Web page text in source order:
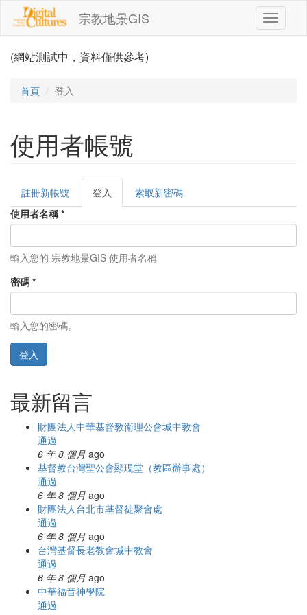
移至主內容
宗教地景GIS
Toggle
(網站測試中，資料僅供參考)
首頁 登入
使用者帳號
主要索引標籤
註冊新帳號 登入
籤)
索取新密碼
使用者名稱 *
輸入您的 宗教地景GIS 使用者名稱
密碼 *
輸入您的密碼。
登入
最新留言
財團法人中華基督教衛理公會城中教會
通過
6 年 8 個月 ago
基督教台灣聖公會顯現堂（教區辦事處）
通過
6 年 8 個月 ago
財團法人台北市基督徒聚會處
通過
6 年 8 個月 ago
台灣基督長老教會城中教會
通過
6 年 8 個月 ago
中華福音神學院
通過